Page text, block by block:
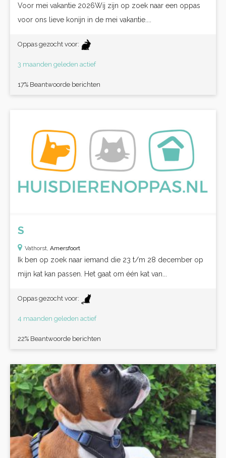
Voor mei vakantie 2026Wij zijn op zoek naar een oppas
voor ons lieve konijn in de mei vakantie....
Oppas gezocht voor:
3 maanden geleden actief
17% Beantwoorde berichten
S
Vathorst, Amersfoort
Ik ben op zoek naar iemand die 23 t/m 28 december op
mijn kat kan passen. Het gaat om één kat van...
Oppas gezocht voor:
4 maanden geleden actief
22% Beantwoorde berichten